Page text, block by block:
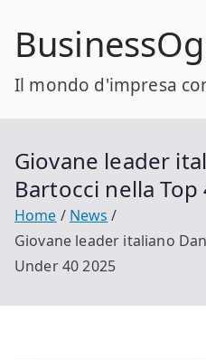
contenuto
Il mondo d'impresa
Giovane leader
Bartocci nella
Home
News
Giovane leader italiano
Under 40 2025